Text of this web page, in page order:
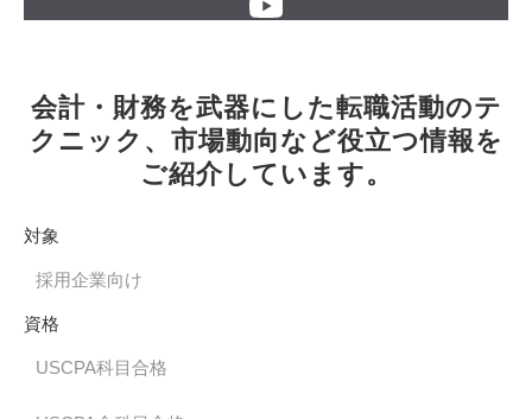
会計・財務を武器にした転職活動のテ
クニック、市場動向など役立つ情報を
ご紹介しています。
対象
採用企業向け
資格
USCPA科目合格